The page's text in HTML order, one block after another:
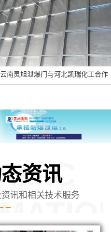
泄爆门与河北凯瑞化工合作
资讯
讯和相关技术服务